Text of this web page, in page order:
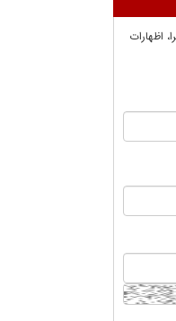
اظهارات